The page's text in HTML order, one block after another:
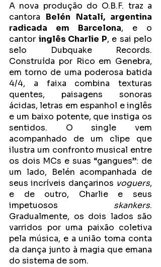
A nova produção do O.B.F. traz a
cantora Belén Natalí, argentina
radicada em Barcelona, e o
cantor inglês Charlie P, e sai pelo
selo Dubquake Records.
Construída por Rico em Genebra,
em torno de uma poderosa batida
4/4, a faixa combina texturas
quentes, paisagens sonoras
ácidas, letras em espanhol e inglês
e um baixo potente, que instiga os
sentidos. O single vem
acompanhado de um clipe que
ilustra um confronto musical entre
os dois MCs e suas “gangues”: de
um lado, Belén acompanhada de
seus incríveis dançarinos voguers,
e de outro, Charlie e seus
impetuosos skankers.
Gradualmente, os dois lados são
varridos por uma paixão coletiva
pela música, e a união toma conta
da dança junto à magia que emana
do sistema de som.